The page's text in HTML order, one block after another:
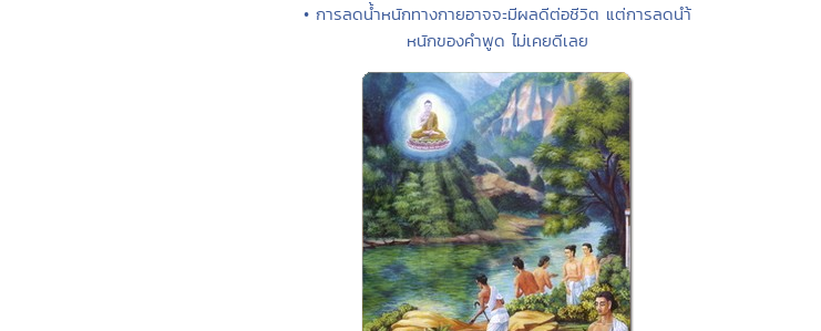
• การลดน้ำหนักทางกายอาจจะมีผลดีต่อชีวิต แต่การลดนำ้
หนักของคำพูด ไม่เคยดีเลย